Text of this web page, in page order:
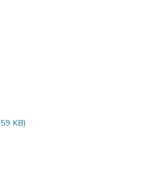
KB)